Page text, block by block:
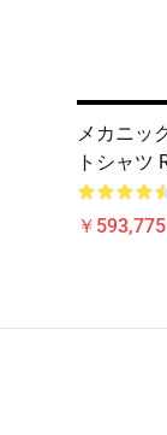
メカニッ
トシャツ
￥